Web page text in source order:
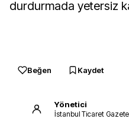
durdurmada yetersiz
Beğen Kaydet
Yönetici
İstanbul Ticaret